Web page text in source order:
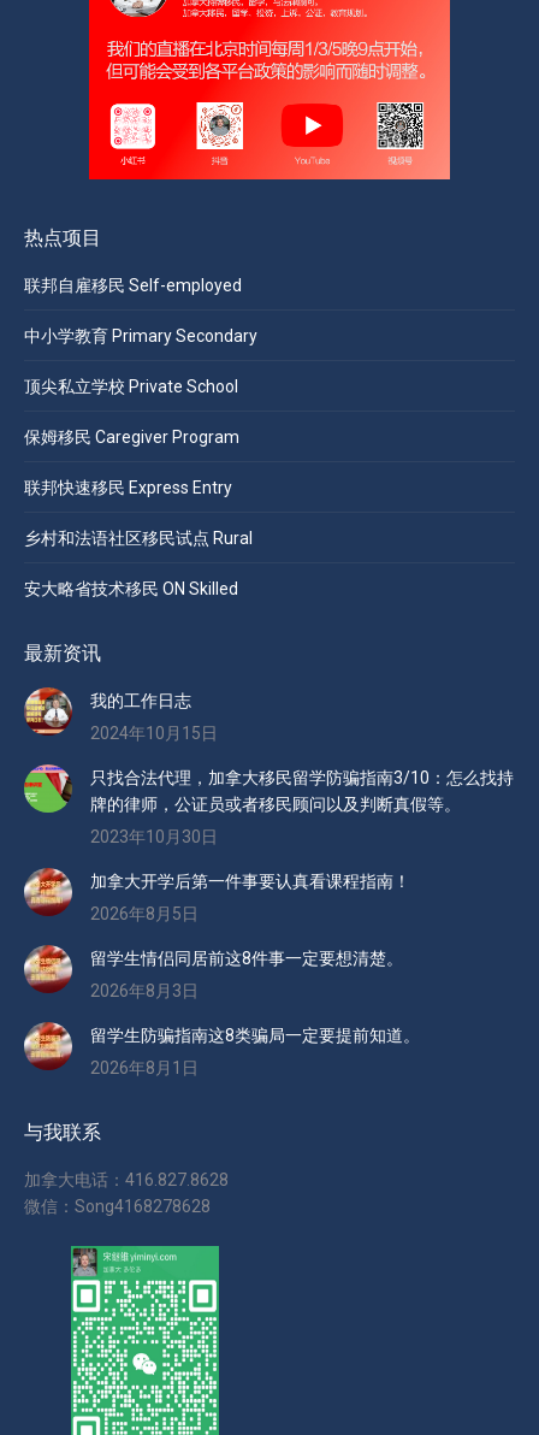
热点项目
联邦自雇移民 Self-employed
中小学教育 Primary Secondary
顶尖私立学校 Private School
保姆移民 Caregiver Program
联邦快速移民 Express Entry
乡村和法语社区移民试点 Rural
安大略省技术移民 ON Skilled
最新资讯
我的工作日志
2024年10月15日
只找合法代理，加拿大移民留学防骗指南3/10：怎么找持
牌的律师，公证员或者移民顾问以及判断真假等。
2023年10月30日
加拿大开学后第一件事要认真看课程指南！
2026年8月5日
留学生情侣同居前这8件事一定要想清楚。
2026年8月3日
留学生防骗指南这8类骗局一定要提前知道。
2026年8月1日
与我联系
加拿大电话：416.827.8628
微信：Song4168278628